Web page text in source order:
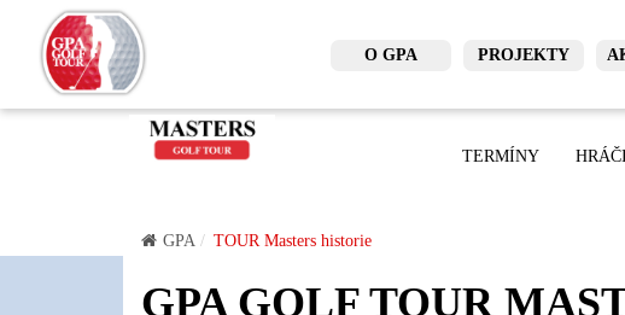
O GPA PROJEKTY
TERMÍNY HRÁČI
GPA TOUR Masters historie
GPA GOLF TOUR